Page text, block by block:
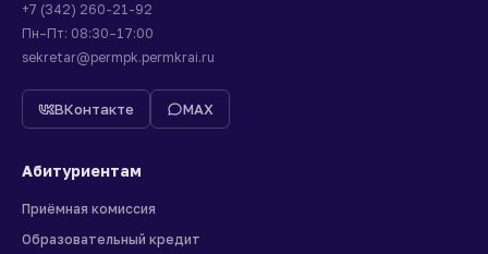
+7 (342) 260-21-92
Пн–Пт: 08:30–17:00
sekretar@permpk.permkrai.ru
ВКонтакте MAX
Абитуриентам
Приёмная комиссия
Образовательный кредит